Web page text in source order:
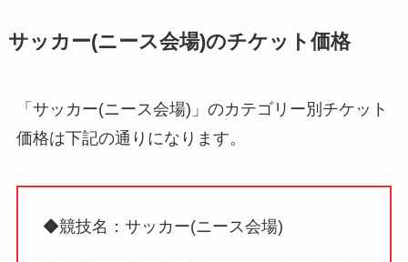
サッカー(ニース会場)のチケット価格
「サッカー(ニース会場)」のカテゴリー別チケット
価格は下記の通りになります。
◆競技名：サッカー(ニース会場)